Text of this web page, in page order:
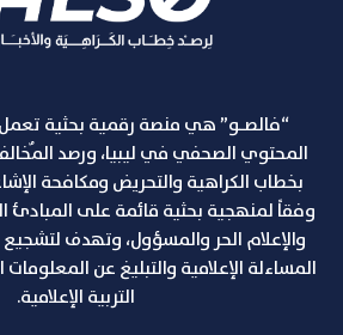
“فالصـو” هي منصة رقمية بحثية
المحتوي الصحفي في ليبيا، ورصد
بخطاب الكراهية والتحريض ومكافحة
وفقاً لمنهجية بحثية قائمة على المبادئ
والإعلام الحر والمسؤول، وتهدف
المساءلة الإعلامية والتبليغ عن
التربية الإعلامية.